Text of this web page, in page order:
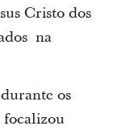
Cristo dos
na
os
focalizou